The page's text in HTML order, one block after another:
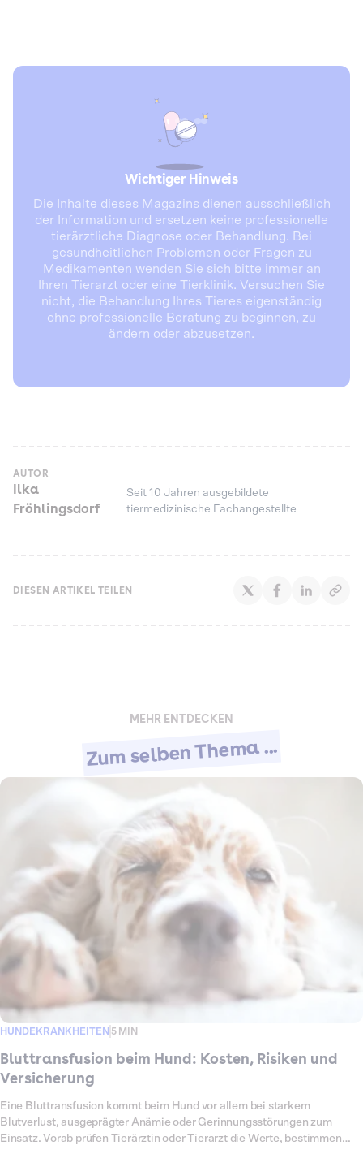
Wichtiger Hinweis
Die Inhalte dieses Magazins dienen ausschließlich
der Information und ersetzen keine professionelle
tierärztliche Diagnose oder Behandlung. Bei
gesundheitlichen Problemen oder Fragen zu
Medikamenten wenden Sie sich bitte immer an
Ihren Tierarzt oder eine Tierklinik. Versuchen Sie
nicht, die Behandlung Ihres Tieres eigenständig
ohne professionelle Beratung zu beginnen, zu
ändern oder abzusetzen.
AUTOR
Ilka
Fröhlingsdorf
Seit 10 Jahren ausgebildete
tiermedizinische Fachangestellte
DIESEN ARTIKEL TEILEN
MEHR ENTDECKEN
Zum selben Thema ...
HUNDEKRANKHEITEN 5 MIN
Bluttransfusion beim Hund: Kosten, Risiken und
Versicherung
Eine Bluttransfusion kommt beim Hund vor allem bei starkem
Blutverlust, ausgeprägter Anämie oder Gerinnungsstörungen zum
Einsatz. Vorab prüfen Tierärztin oder Tierarzt die Werte, bestimmen